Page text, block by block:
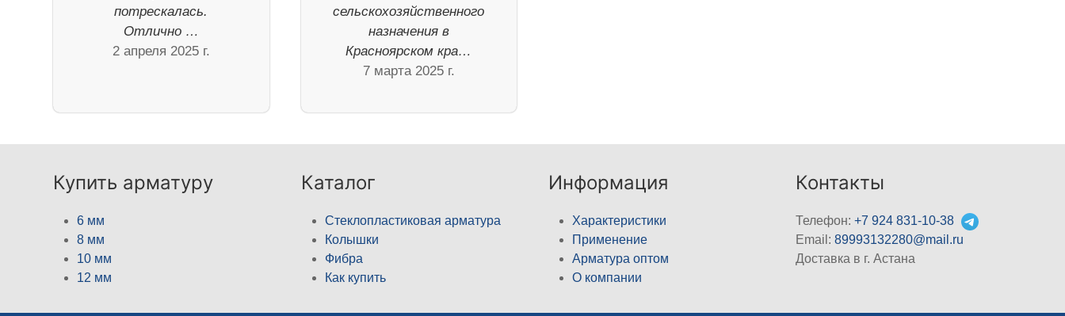
потрескалась.
Отлично …
2 апреля 2025 г.
сельскохозяйственного
назначения в
Красноярском кра…
7 марта 2025 г.
Купить арматуру
6 мм
8 мм
10 мм
12 мм
Каталог
Стеклопластиковая арматура
Колышки
Фибра
Как купить
Информация
Характеристики
Применение
Арматура оптом
О компании
Контакты
Телефон:+7 924 831-10-38
Email:89993132280@mail.ru
Доставка в г. Астана